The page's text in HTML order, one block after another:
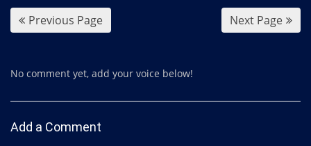
o
k
Previous Page Next Page
No comment yet, add your voice below!
Add a Comment